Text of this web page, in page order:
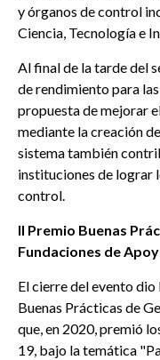
y órganos de control
Ciencia, Tecnología e
Al final de la tarde del
de rendimiento para
propuesta de mejorar
mediante la creación
sistema también
instituciones de lograr
control.
II Premio Buenas
Fundaciones de
El cierre del evento
Buenas Prácticas de
que, en 2020, premió
19, bajo la temática